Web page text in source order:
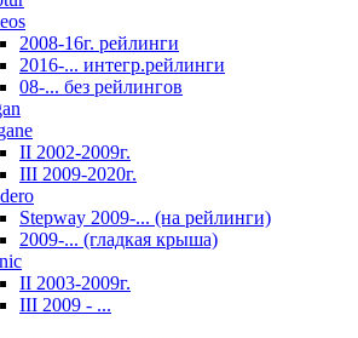
2008-16г. рейлинги
2016-... интегр.рейлинги
08-... без рейлингов
II 2002-2009г.
III 2009-2020г.
Stepway 2009-... (на рейлинги)
2009-... (гладкая крыша)
II 2003-2009г.
III 2009 - ...